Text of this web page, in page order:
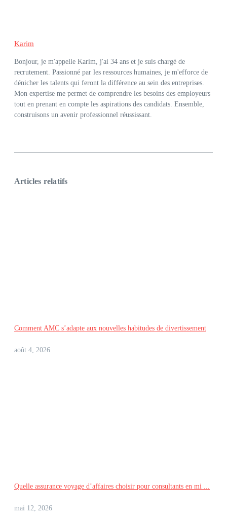
Karim
Bonjour, je m'appelle Karim, j'ai 34 ans et je suis chargé de
recrutement. Passionné par les ressources humaines, je m'efforce de
dénicher les talents qui feront la différence au sein des entreprises.
Mon expertise me permet de comprendre les besoins des employeurs
tout en prenant en compte les aspirations des candidats. Ensemble,
construisons un avenir professionnel réussissant.
Articles relatifs
Comment AMC s’adapte aux nouvelles habitudes de divertissement
août 4, 2026
Quelle assurance voyage d’affaires choisir pour consultants en mi ...
mai 12, 2026